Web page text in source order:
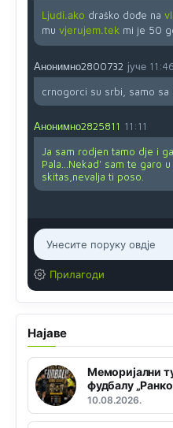
Ljudi.ako draško dođe na
mu vjerujem.tek mi je 50
Анонимно2800732 јуче 11:46
crnogorci su srbi, samo sa
Анонимно2825811 11:11
Ja sam rodjen tamo dje i
Pala...Nekad' sam te garo
skitas,nevalja ti poso.
Прилагоди
Најаве
Меморијални
фудбалу
10.08.2026.